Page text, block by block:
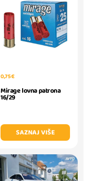
0,75 €
Mirage lovna patrona
16/29
SAZNAJ VIŠE